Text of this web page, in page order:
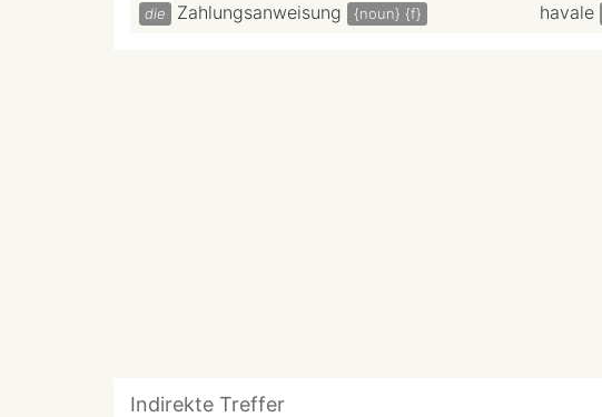
die Zahlungsanweisung {noun} {f} havale
Indirekte Treffer